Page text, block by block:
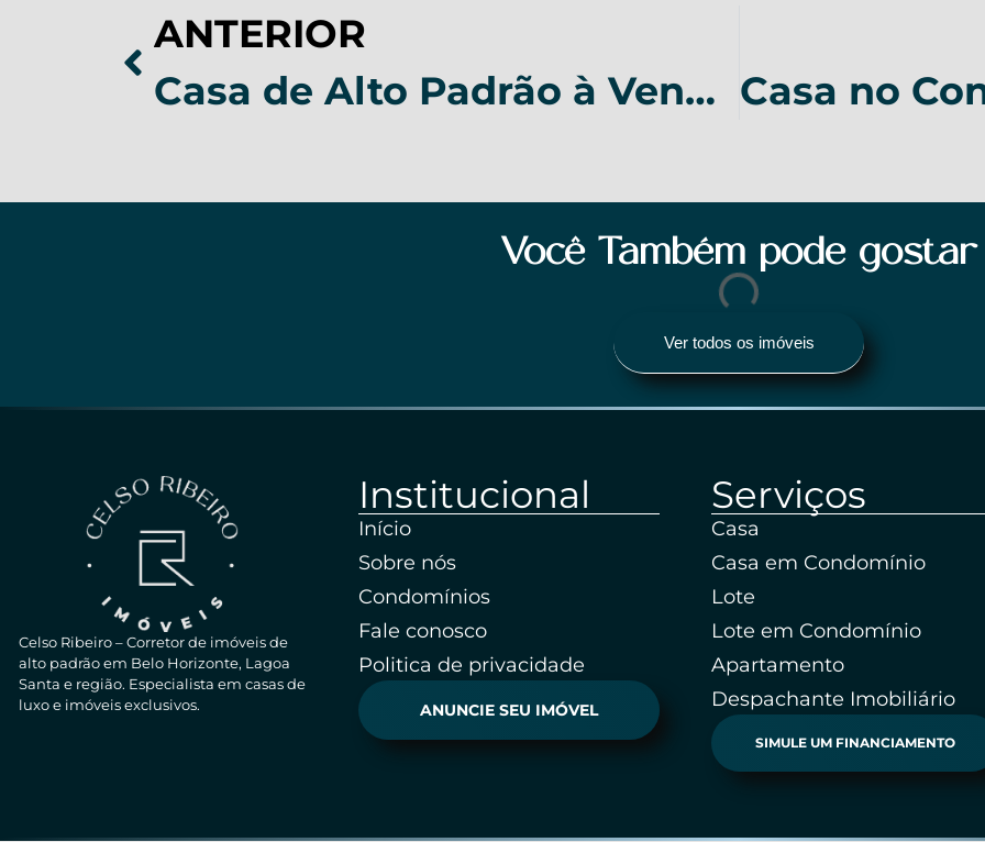
ANTERIOR
Casa de Alto Padrão à Venda no Condomínio Boulevard em Lagoa Santa/MG – COD 153
Você Também pode gostar
Ver todos os imóveis
Celso Ribeiro – Corretor de imóveis de
alto padrão em Belo Horizonte, Lagoa
Santa e região. Especialista em casas de
luxo e imóveis exclusivos.
Institucional
Início
Sobre nós
Condomínios
Fale conosco
Politica de privacidade
ANUNCIE SEU IMÓVEL
Serviços
Casa
Casa em Condomínio
Lote
Lote em Condomínio
Apartamento
Despachante Imobiliário
SIMULE UM FINANCIAMENTO